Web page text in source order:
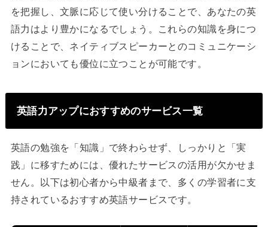
を把握し、文脈に応じて使い分けることで、あなたの英
語力はより豊かになるでしょう。これらの知識を身につ
けることで、ネイティブスピーカーとのコミュニケーシ
ョンにおいても優位に立つことが可能です。
英語力アップにおすすめのサービス一覧
英語の勉強を「知識」で終わらせず、しっかりと「実
践」に移すためには、優れたサービスの活用が欠かせま
せん。以下は初心者から中級者まで、多くの学習者に支
持されているおすすめ英語サービスです。